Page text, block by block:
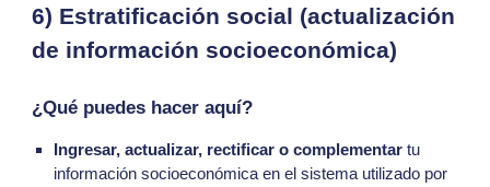
6) Estratificación social (actualización
de información socioeconómica)
¿Qué puedes hacer aquí?
Ingresar, actualizar, rectificar o complementar tu
información socioeconómica en el sistema utilizado por